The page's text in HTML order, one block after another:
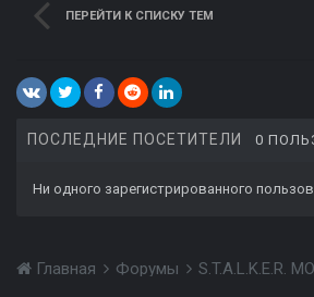
ПЕРЕЙТИ К СПИСКУ ТЕМ
ПОСЛЕДНИЕ ПОСЕТИТЕЛИ 0
Ни одного зарегистрированного
Главная Форумы